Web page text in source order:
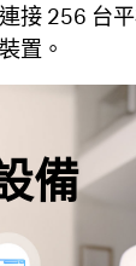
接 256 台
置。
備